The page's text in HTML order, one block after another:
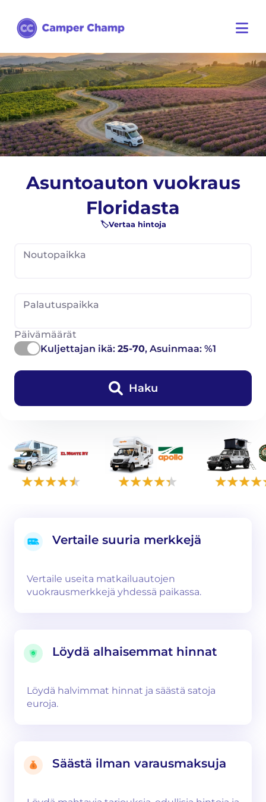
Asuntoauton vuokraus
Floridasta
🏷️Vertaa hintoja
Noutopaikka
Palautuspaikka
Päivämäärät
Kuljettajan ikä: 25-70, Asuinmaa: %1
Haku
Vertaile suuria merkkejä
Vertaile useita matkailuautojen
vuokrausmerkkejä yhdessä paikassa.
Löydä alhaisemmat hinnat
Löydä halvimmat hinnat ja säästä satoja
euroja.
Säästä ilman varausmaksuja